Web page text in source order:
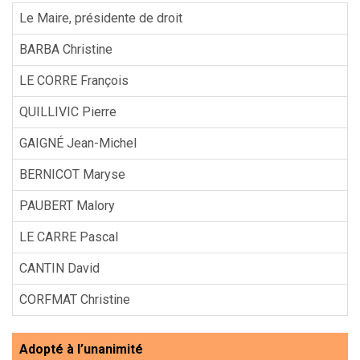
Le Maire, présidente de droit
BARBA Christine
LE CORRE François
QUILLIVIC Pierre
GAIGNÉ Jean-Michel
BERNICOT Maryse
PAUBERT Malory
LE CARRE Pascal
CANTIN David
CORFMAT Christine
Adopté à l’unanimité